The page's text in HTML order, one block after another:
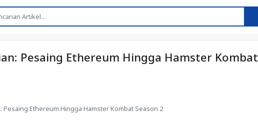
Pesaing Ethereum Hingga Hamster Kombat
Ethereum Hingga Hamster Kombat Season 2